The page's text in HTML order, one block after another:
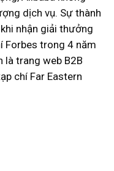
dịch vụ. Sự thành
nhận giải thưởng
Forbes trong 4 năm
là trang web B2B
chí Far Eastern